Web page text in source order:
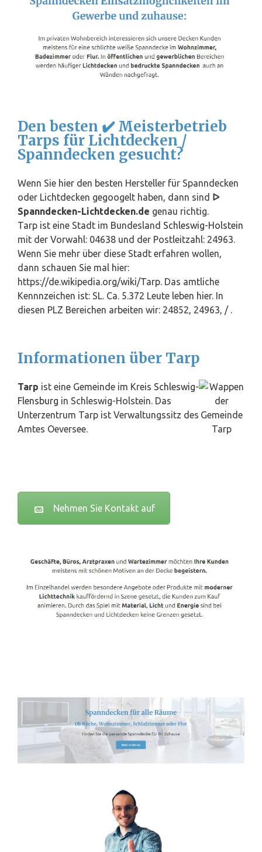
Den besten ✔️ Meisterbetrieb
Tarps für Lichtdecken /
Spanndecken gesucht?
Wenn Sie hier den besten Hersteller für Spanndecken
oder Lichtdecken gegoogelt haben, dann sind ᐅ
Spanndecken-Lichtdecken.de genau richtig.
Tarp ist eine Stadt im Bundesland Schleswig-Holstein
mit der Vorwahl: 04638 und der Postleitzahl: 24963.
Wenn Sie mehr über diese Stadt erfahren wollen,
dann schauen Sie mal hier:
https://de.wikipedia.org/wiki/Tarp. Das amtliche
Kennnzeichen ist: SL. Ca. 5.372 Leute leben hier. In
diesen PLZ Bereichen arbeiten wir: 24852, 24963, / .
Informationen über Tarp
Tarp ist eine Gemeinde im Kreis Schleswig-
Flensburg in Schleswig-Holstein. Das
Unterzentrum Tarp ist Verwaltungssitz des
Amtes Oeversee.
Nehmen Sie Kontakt auf